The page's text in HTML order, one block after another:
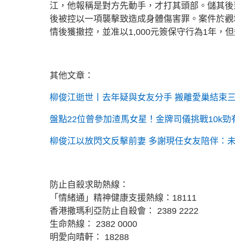
江，他報稱是對方先動手，才打其頭部。儲其
後被控以一項襲擊致造成身體傷害罪。案件於
情後獲撤控，並准以1,000元簽保守行為1年，
其他文章：
柳俊江逝世丨去年疑與女友分手 搬離愛巢結束
盤點22位曾參加渣馬女星！金牌司儀挑戰10k
柳俊江以放閃文反擊前妻 多謝現任女友陪伴：
防止自殺求助熱線：
「情緒通」精神健康支援熱線：18111
香港撒瑪利亞防止自殺會： 2389 2222
生命熱線： 2382 0000
明愛向晴軒： 18288